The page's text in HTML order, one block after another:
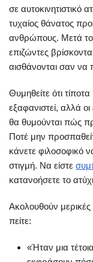
σε αυτοκινητιστικό
τυχαίος θάνατος
ανθρώπους. Μετά
επιζώντες
αισθάνονται σαν να
Θυμηθείτε ότι
εξαφανιστεί, αλλά
θα θυμούνται πώς
Ποτέ μην
κάνετε φιλοσοφικό
στιγμή. Να είστε
κατανοήσετε το
Ακολουθούν μερικές
πείτε:
«Ήταν μια